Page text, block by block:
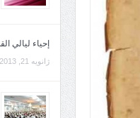
إحياء ليالي
ژانویه 21, 2013